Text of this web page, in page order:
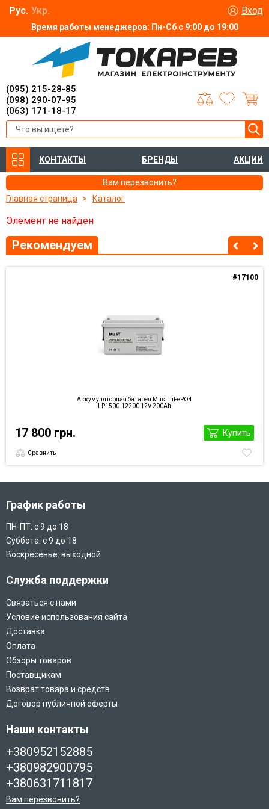
Время работы менеджеров: Пн-Сб с 9:00 до 19:00
Рус. Укр. Вход
(095) 215-28-85
(098) 290-07-95
(063) 171-18-17
КОНТАКТЫ БРЕНДЫ АКЦИИ
Вам перезвонить?
Главная страница
Каталог
Элемент не найден
Рекомендуем
#17100
Аккумуляторная батарея Must LiFePO4
LP1500-12200 12V 200Ah
17 800 грн. Купить
Сравнить
График работы
ПН-ПТ: с 9 до 18
Суббота: с 9 до 18
Воскресенье: выходной
Служба поддержки
Связаться с нами
Условие использования сайта
Доставка
Оплата
Обзоры товаров
Поставщикам
Возврат товара и средств
Договор публичной оферты
Наши контакты
+380952152885
+380982900795
+380631711817
Вам перезвонить?